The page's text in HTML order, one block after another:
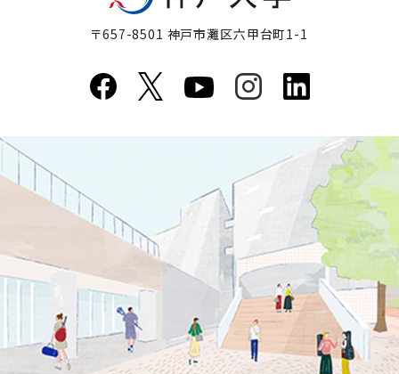
〒657-8501 神戸市灘区六甲台町1-1